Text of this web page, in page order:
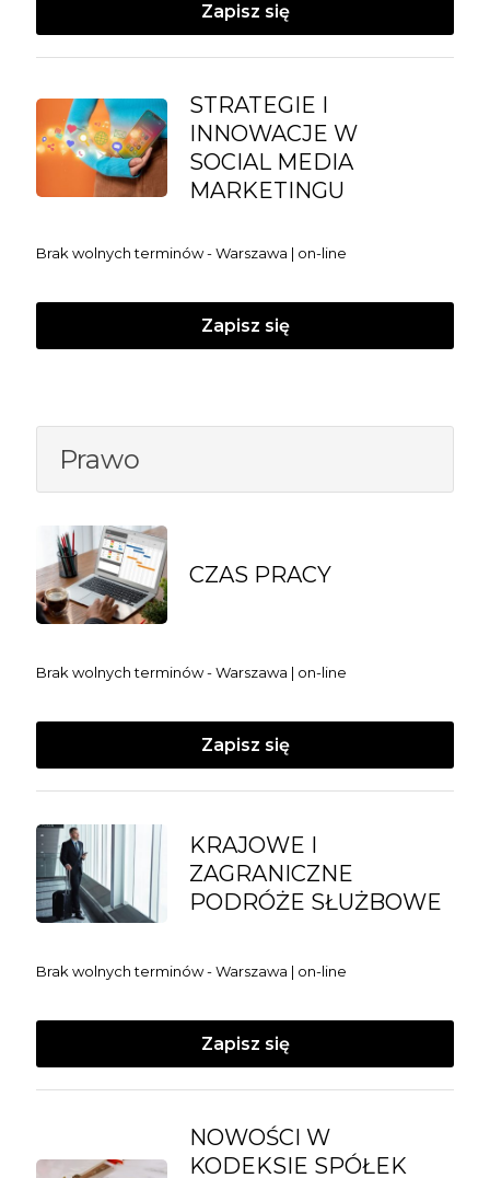
Zapisz się
STRATEGIE I
INNOWACJE W
SOCIAL MEDIA
MARKETINGU
Brak wolnych terminów - Warszawa | on-line
Zapisz się
Prawo
CZAS PRACY
Brak wolnych terminów - Warszawa | on-line
Zapisz się
KRAJOWE I
ZAGRANICZNE
PODRÓŻE SŁUŻBOWE
Brak wolnych terminów - Warszawa | on-line
Zapisz się
NOWOŚCI W
KODEKSIE SPÓŁEK